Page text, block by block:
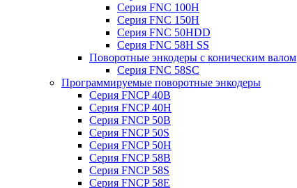
Серия FNC 100H
Серия FNC 150H
Серия FNC 50HDD
Серия FNC 58H SS
Поворотные энкодеры с коническим валом
Серия FNC 58SC
Программируемые поворотные энкодеры
Серия FNCP 40B
Серия FNCP 40H
Серия FNCP 50B
Серия FNCP 50S
Серия FNCP 50H
Серия FNCP 58B
Серия FNCP 58S
Серия FNCP 58E